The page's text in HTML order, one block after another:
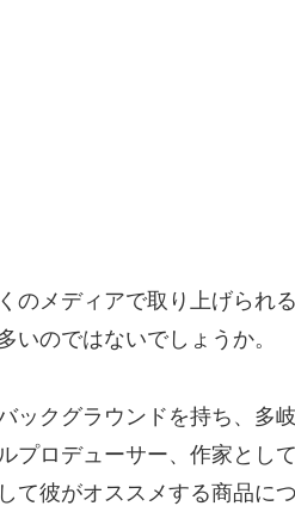
のメディアで取り上げられ
いのではないでしょうか。
ックグラウンドを持ち、多
プロデューサー、作家とし
て彼がオススメする商品に